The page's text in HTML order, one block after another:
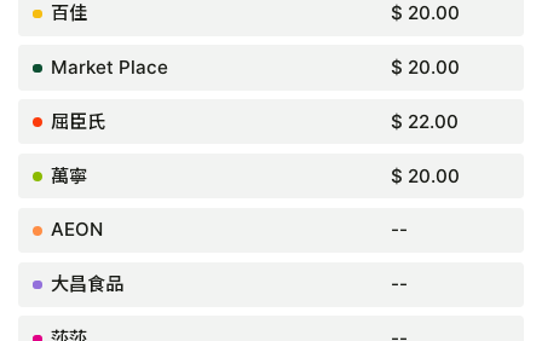
$ 20.00
$ 20.00
$ 22.00
$ 20.00
--
--